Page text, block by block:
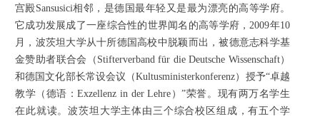
宫殿Sansusici相邻，是德国最年轻又是最为漂亮的高等学府。
它成功发展成了一座综合性的世界闻名的高等学府，2009年10
月，波茨坦大学从十所德国高校中脱颖而出，被德意志科学基
金赞助者联合会（Stifterverband für die Deutsche Wissenschaft）
和德国文化部长常设会议（Kultusministerkonferenz）授予“卓越
教学（德语：Exzellenz in der Lehre）”荣誉。现有两万名学生
在此就读。波茨坦大学主体由三个综合校区组成，有五个学